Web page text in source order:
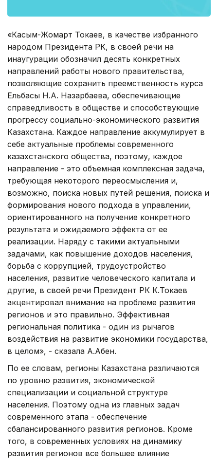
«Касым-Жомарт Токаев, в качестве избранного
народом Президента РК, в своей речи на
инаугурации обозначил десять конкретных
направлений работы нового правительства,
позволяющие сохранить преемственность курса
Ельбасы Н.А. Назарбаева, обеспечивающие
справедливость в обществе и способствующие
прогрессу социально-экономического развития
Казахстана. Каждое направление аккумулирует в
себе актуальные проблемы современного
казахстанского общества, поэтому, каждое
направление - это объемная комплексная задача,
требующая некоторого переосмысления и,
возможно, поиска новых путей решения, поиска и
формирования нового подхода в управлении,
ориентированного на получение конкретного
результата и ожидаемого эффекта от ее
реализации. Наряду с такими актуальными
задачами, как повышение доходов населения,
борьба с коррупцией, трудоустройство
населения, развитие человеческого капитала и
другие, в своей речи Президент РК К.Токаев
акцентировал внимание на проблеме развития
регионов и это правильно. Эффективная
региональная политика - один из рычагов
воздействия на развитие экономики государства,
в целом», - сказала А.Абен.
По ее словам, регионы Казахстана различаются
по уровню развития, экономической
специализации и социальной структуре
населения. Поэтому одна из главных задач
современного этапа - обеспечение
сбалансированного развития регионов. Кроме
того, в современных условиях на динамику
развития регионов все большее влияние